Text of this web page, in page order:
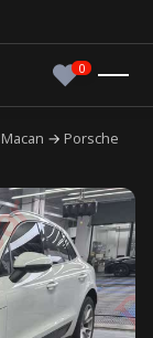
Macan
Porsche